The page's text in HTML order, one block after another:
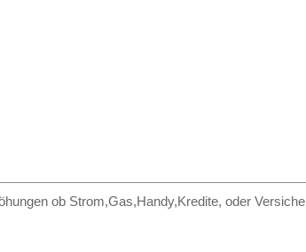
ob Strom,Gas,Handy,Kredite, oder